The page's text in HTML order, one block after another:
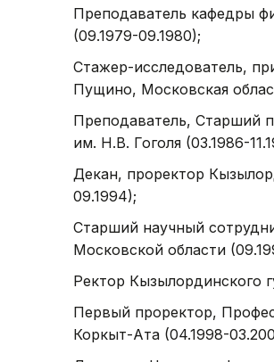
Преподаватель кафедры
(09.1979-09.1980);
Стажер-исследователь,
Пущино, Московская
Преподаватель, Старший
им. Н.В. Гоголя (03.1986-
Декан, проректор
09.1994);
Старший научный
Московской области
Ректор Кызылординского
Первый проректор,
Коркыт-Ата (04.1998-